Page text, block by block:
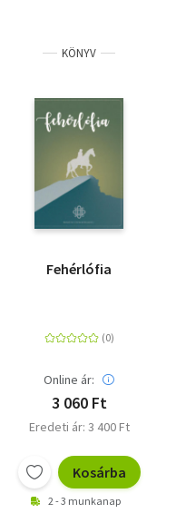
KÖNYV
Fehérlófia
Online ár:
3 060 Ft
Eredeti ár: 3 400 Ft
Kosárba
2 - 3 munkanap